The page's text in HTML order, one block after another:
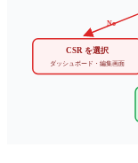
No
CSR を選択
ダッシュボード・編集画面